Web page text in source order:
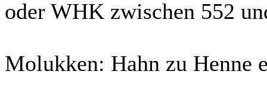
oder WHK zwischen 552
Molukken: Hahn zu Henne